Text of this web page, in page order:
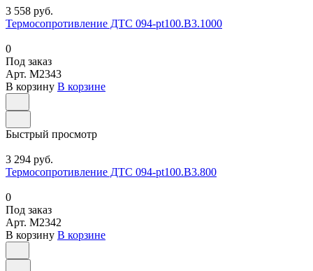
3 558 руб.
Термосопротивление ДТС 094-pt100.В3.1000
0
Под заказ
Арт. M2343
В корзину В корзине
Быстрый просмотр
3 294 руб.
Термосопротивление ДТС 094-pt100.В3.800
0
Под заказ
Арт. M2342
В корзину В корзине